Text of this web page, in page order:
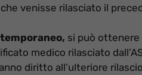
venisse rilasciato il
si può
medico rilasciato
diritto all’ulteriore